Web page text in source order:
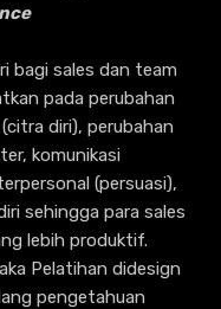
bagi sales dan team
pada perubahan
diri), perubahan
komunikasi
(persuasi),
sehingga para sales
lebih produktif.
Pelatihan didesign
pengetahuan